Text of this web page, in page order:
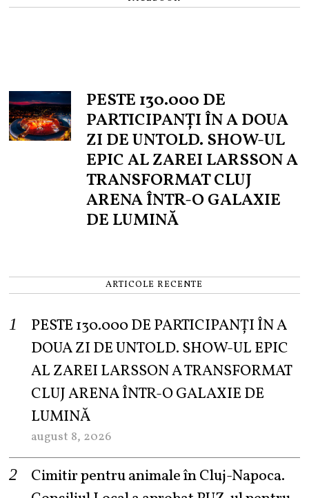
PESTE 130.000 DE
PARTICIPANȚI ÎN A DOUA
ZI DE UNTOLD. SHOW-UL
EPIC AL ZAREI LARSSON A
TRANSFORMAT CLUJ
ARENA ÎNTR-O GALAXIE
DE LUMINĂ
ARTICOLE RECENTE
PESTE 130.000 DE PARTICIPANȚI ÎN A
DOUA ZI DE UNTOLD. SHOW-UL EPIC
AL ZAREI LARSSON A TRANSFORMAT
CLUJ ARENA ÎNTR-O GALAXIE DE
LUMINĂ
august 8, 2026
Cimitir pentru animale în Cluj-Napoca.